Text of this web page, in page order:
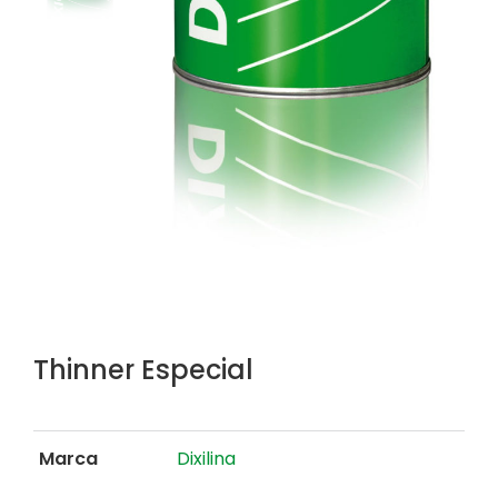
Thinner Especial
Marca Dixilina